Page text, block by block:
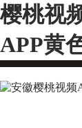
樱桃视
APP黄